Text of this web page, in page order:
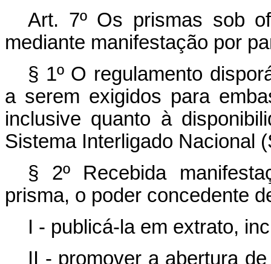
Art. 7ºOs prismas sob
mediante manifestação por
§ 1º O regulamento
a serem exigidos para
inclusive quanto à
Sistema Interligado Nacional
§ 2º Recebida
prisma, o poder concedente
I - publicá-la em extrato,
II - promover a abertura